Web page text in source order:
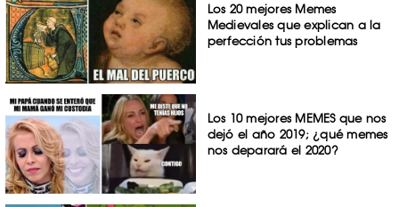
Los 20 mejores Memes
Medievales que explican a la
perfección tus problemas
Los 10 mejores MEMES que nos
dejó el año 2019; ¿qué memes
nos deparará el 2020?